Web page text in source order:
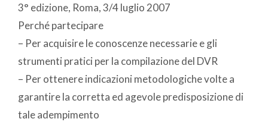
3° edizione, Roma, 3/4 luglio 2007
Perché partecipare
– Per acquisire le conoscenze necessarie e gli
strumenti pratici per la compilazione del DVR
– Per ottenere indicazioni metodologiche volte a
garantire la corretta ed agevole predisposizione di
tale adempimento